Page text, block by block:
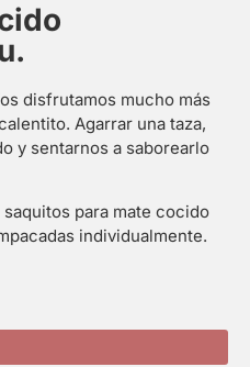
disfrutamos mucho más
Agarrar una taza,
y sentarnos a saborearlo
para mate cocido
individualmente.